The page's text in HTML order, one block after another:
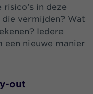
in deze
vermijden? Wat
Iedere
een nieuwe manier
out